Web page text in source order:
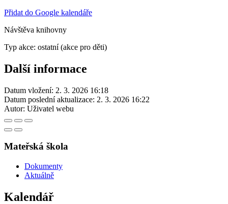
Přidat do Google kalendáře
Návštěva knihovny
Typ akce: ostatní (akce pro děti)
Další informace
Datum vložení: 2. 3. 2026 16:18
Datum poslední aktualizace: 2. 3. 2026 16:22
Autor: Uživatel webu
Mateřská škola
Dokumenty
Aktuálně
Kalendář